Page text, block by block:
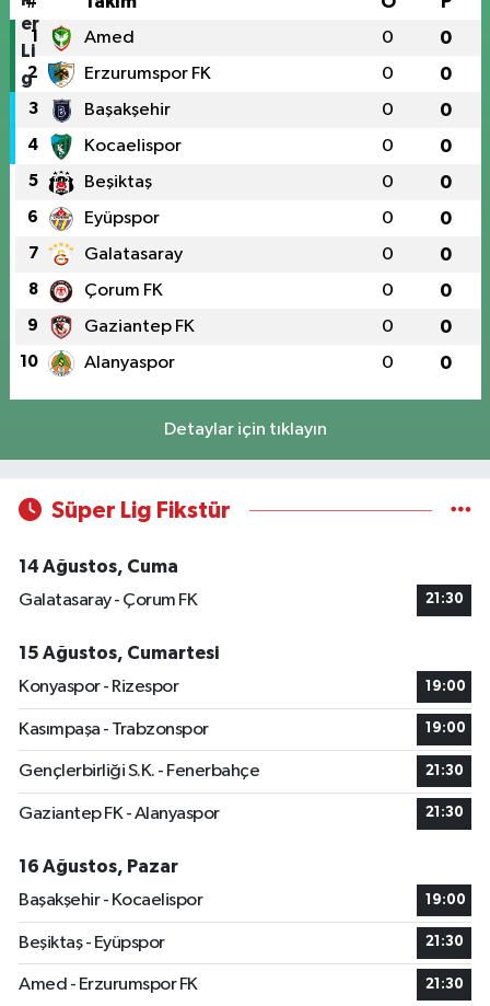
1 Amed 0 0
2 Erzurumspor FK 0 0
3 Başakşehir 0 0
4 Kocaelispor 0 0
5 Beşiktaş 0 0
6 Eyüpspor 0 0
7 Galatasaray 0 0
8 Çorum FK 0 0
9 Gaziantep FK 0 0
10 Alanyaspor 0 0
Detaylar için tıklayın
Süper Lig Fikstür
14 Ağustos, Cuma
Galatasaray - Çorum FK
21:30
15 Ağustos, Cumartesi
Konyaspor - Rizespor
19:00
Kasımpaşa - Trabzonspor 19:00
Gençlerbirliği S.K. - Fenerbahçe 21:30
Gaziantep FK - Alanyaspor 21:30
16 Ağustos, Pazar
Başakşehir - Kocaelispor
19:00
Beşiktaş - Eyüpspor 21:30
Amed - Erzurumspor FK 21:30